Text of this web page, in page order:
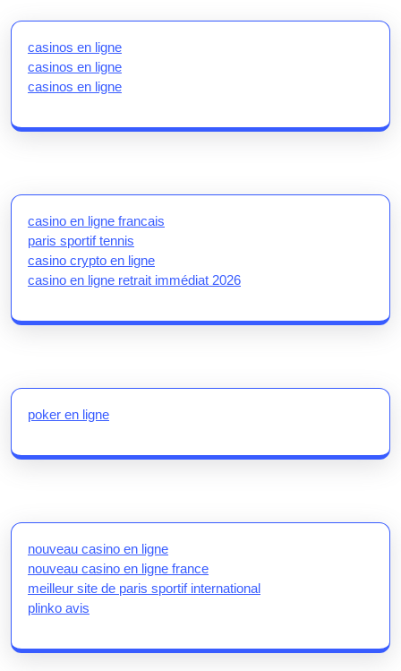
casinos en ligne
casinos en ligne
casinos en ligne
casino en ligne francais
paris sportif tennis
casino crypto en ligne
casino en ligne retrait immédiat 2026
poker en ligne
nouveau casino en ligne
nouveau casino en ligne france
meilleur site de paris sportif international
plinko avis